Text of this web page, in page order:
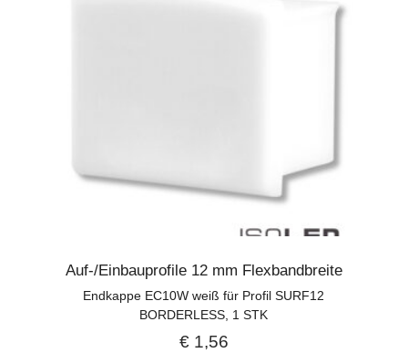
Auf-/Einbauprofile 12 mm Flexbandbreite
Endkappe EC10W weiß für Profil SURF12
BORDERLESS, 1 STK
€1,56